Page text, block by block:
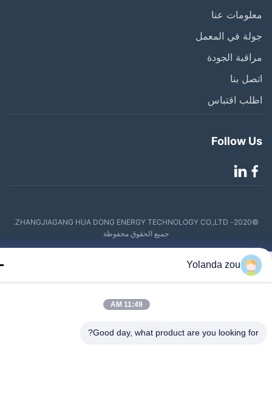
عنا
في المعمل
الجودة
بنا
اقتباس
Follow
©2020- ZHANGJIAGANG HUA DONG ENERGY TECHNOLOGY CO.,LTD.
جميع الحقوق محفوظة
Yolanda zou
11:49 AM
Good day, what product are you looking